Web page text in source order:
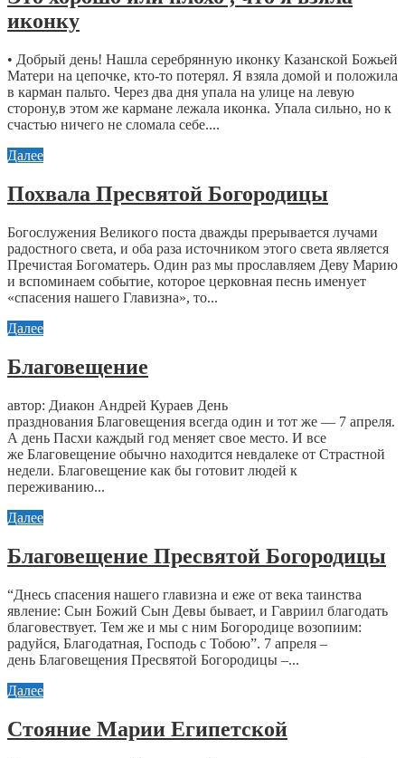
иконку
• Добрый день! Нашла серебрянную иконку Казанской Божьей
Матери на цепочке, кто-то потерял. Я взяла домой и положила
в карман пальто. Через два дня упала на улице на левую
сторону,в этом же кармане лежала иконка. Упала сильно, но к
счастью ничего не сломала себе....
Далее
Похвала Пресвятой Богородицы
Богослужения Великого поста дважды прерывается лучами
радостного света, и оба раза источником этого света является
Пречистая Богоматерь. Один раз мы прославляем Деву Марию
и вспоминаем событие, которое церковная песнь именует
«спасения нашего Главизна», то...
Далее
Благовещение
автор: Диакон Андрей Кураев День
празднования Благовещения всегда один и тот же — 7 апреля.
А день Пасхи каждый год меняет свое место. И все
же Благовещениe обычно находится невдалеке от Страстной
недели. Благовещение как бы готовит людей к
переживанию...
Далее
Благовещение Пресвятой Богородицы
“Днесь спасения нашего главизна и еже от века таинства
явление: Сын Божий Сын Девы бывает, и Гавриил благодать
благовествует. Тем же и мы с ним Богородице возопиим:
радуйся, Благодатная, Господь с Тобою”. 7 апреля –
день Благовещения Пресвятой Богородицы –...
Далее
Стояние Марии Египетской